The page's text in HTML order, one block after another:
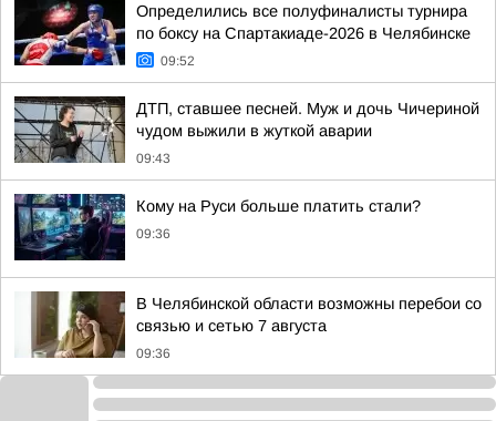
Определились все полуфиналисты турнира
по боксу на Спартакиаде-2026 в Челябинске
09:52
ДТП, ставшее песней. Муж и дочь Чичериной
чудом выжили в жуткой аварии
09:43
Кому на Руси больше платить стали?
09:36
В Челябинской области возможны перебои со
связью и сетью 7 августа
09:36